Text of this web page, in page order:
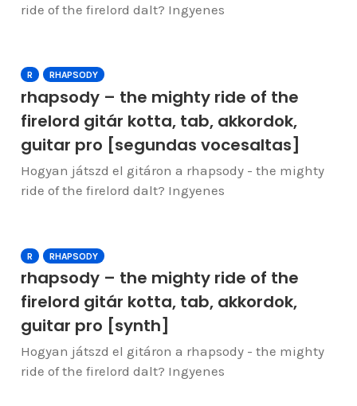
ride of the firelord dalt? Ingyenes
R RHAPSODY
rhapsody – the mighty ride of the
firelord gitár kotta, tab, akkordok,
guitar pro [segundas vocesaltas]
Hogyan játszd el gitáron a rhapsody - the mighty
ride of the firelord dalt? Ingyenes
R RHAPSODY
rhapsody – the mighty ride of the
firelord gitár kotta, tab, akkordok,
guitar pro [synth]
Hogyan játszd el gitáron a rhapsody - the mighty
ride of the firelord dalt? Ingyenes